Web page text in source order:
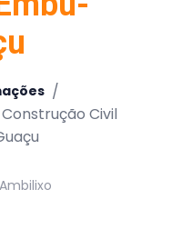
/
Civil
Ambilixo